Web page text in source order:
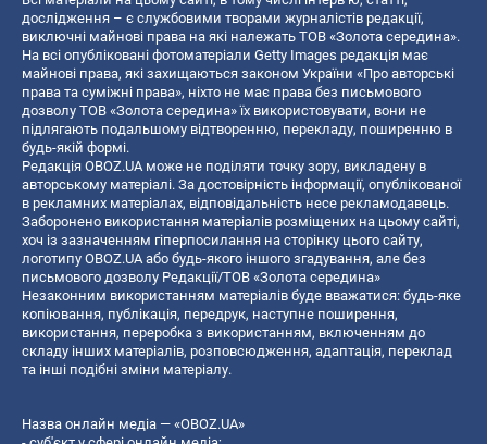
дослідження – є службовими творами журналістів редакції,
виключні майнові права на які належать ТОВ «Золота середина».
На всі опубліковані фотоматеріали Getty Images редакція має
майнові права, які захищаються законом України «Про авторські
права та суміжні права», ніхто не має права без письмового
дозволу ТОВ «Золота середина» їх використовувати, вони не
підлягають подальшому відтворенню, перекладу, поширенню в
будь-якій формі.
Редакція OBOZ.UA може не поділяти точку зору, викладену в
авторському матеріалі. За достовірність інформації, опублікованої
в рекламних матеріалах, відповідальність несе рекламодавець.
Заборонено використання матеріалів розміщених на цьому сайті,
хоч із зазначенням гіперпосилання на сторінку цього сайту,
логотипу OBOZ.UA або будь-якого іншого згадування, але без
письмового дозволу Редакції/ТОВ «Золота середина»
Незаконним використанням матеріалів буде вважатися: будь-яке
копiювання, публiкацiя, передрук, наступне поширення,
використання, переробка з використанням, включенням до
складу інших матеріалів, розповсюдження, адаптація, переклад
та інші подібні зміни матеріалу.
Назва онлайн медіа — «OBOZ.UA»